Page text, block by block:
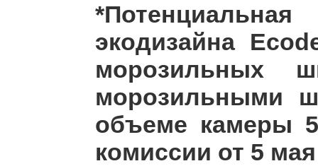
экодизайна
морозильных
морозильными
объеме камеры
комиссии от 5